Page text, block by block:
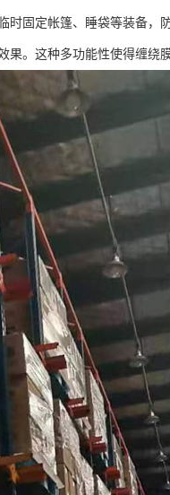
固定帐篷、睡袋等装备，
。这种多功能性使得缠绕